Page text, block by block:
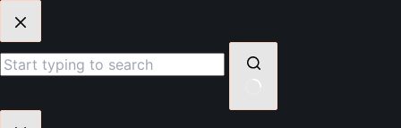
para
o